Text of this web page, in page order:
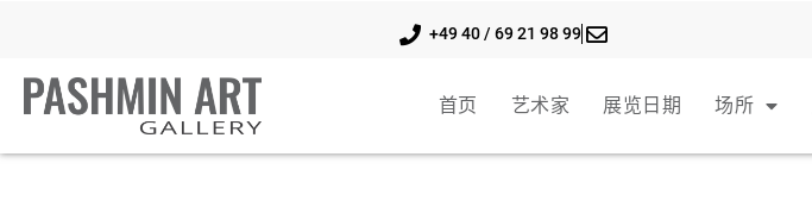
+49 40 / 69 21 98 99
首页 艺术家 展览日期 场所